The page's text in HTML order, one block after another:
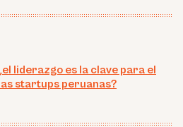
liderazgo es la clave para el
startups peruanas?